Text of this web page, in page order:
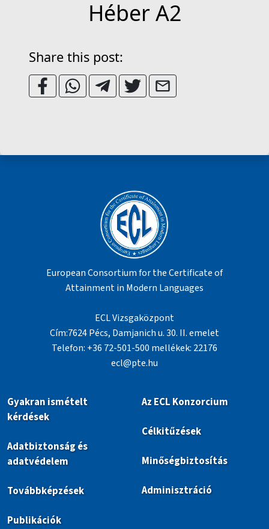
Héber A2
Share this post:
European Consortium for the Certificate of
Attainment in Modern Languages
ECL Vizsgaközpont
Cím:7624 Pécs, Damjanich u. 30. II. emelet
Telefon: +36 72-501-500 mellékek: 22176
ecl@pte.hu
Gyakran ismételt
kérdések
Adatbiztonság és
adatvédelem
Továbbképzések
Publikációk
Az ECL Konzorcium
Célkitűzések
Minőségbiztosítás
Adminisztráció